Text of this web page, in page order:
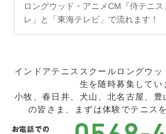
ロングウッド・アニメCM『侍テニ
レ」と「東海テレビ」で流れます！
インドアテニススクールロングウ
生を随時募集してい
小牧、春日井、犬山、北名古屋、
の皆さま、まずは体験でテニス